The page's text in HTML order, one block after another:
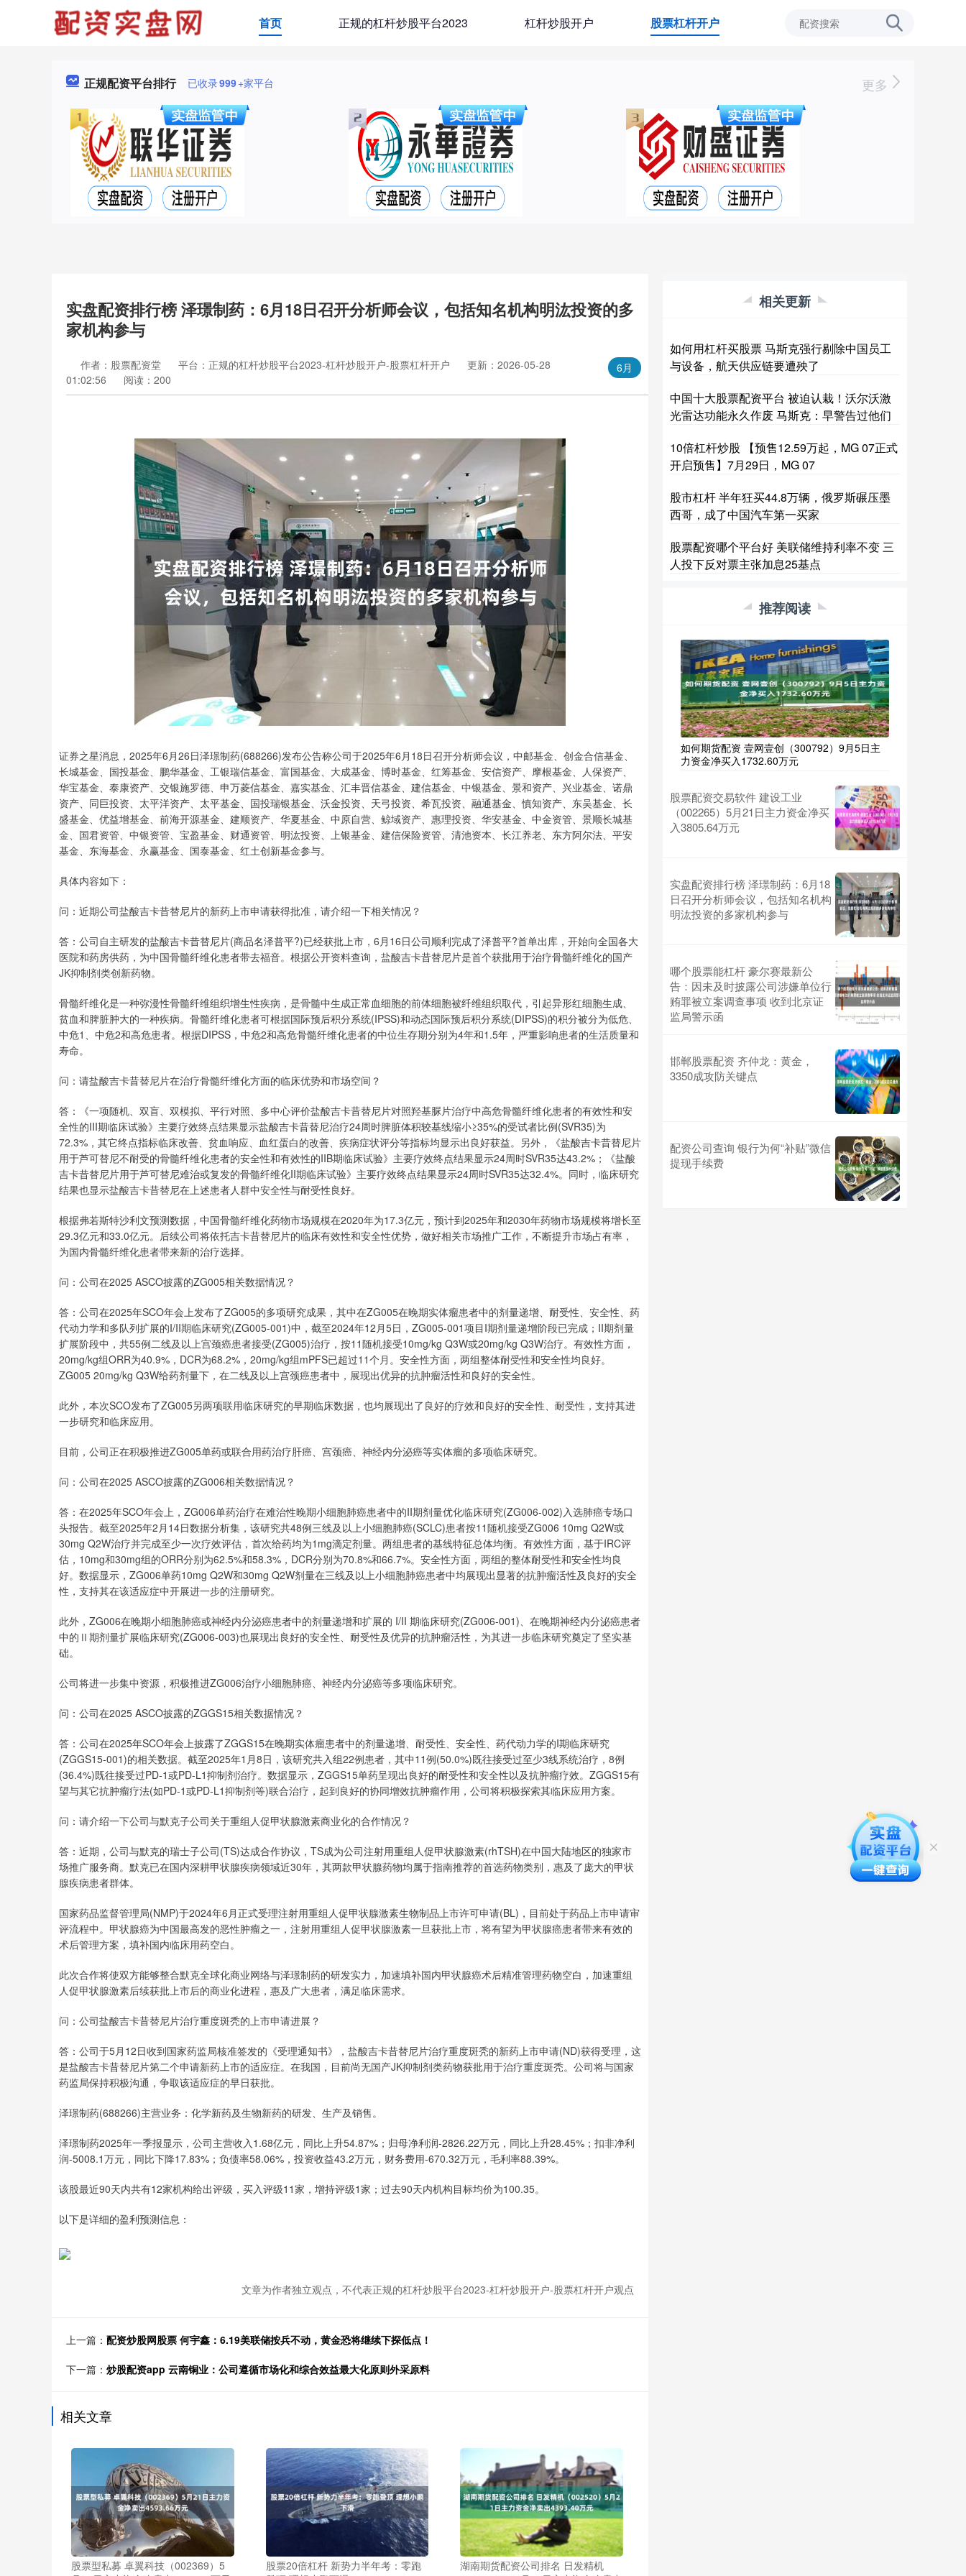
首页 正规的杠杆炒股平台2023 杠杆炒股开户 股票杠杆开户
正规配资平台排行 已收录999+家平台 更多
实盘配资排行榜 泽璟制药：6月18日召开分析师会议，包括知名机构明汯投资的多
家机构参与
6月
作者：股票配资堂 平台：正规的杠杆炒股平台2023-杠杆炒股开户-股票杠杆开户
更新：2026-05-28
01:02:56
阅读：200
证券之星消息，2025年6月26日泽璟制药(688266)发布公告称公司于2025年6月18日召开分析师会议，中邮基金、创金合信基金、
长城基金、国投基金、鹏华基金、工银瑞信基金、富国基金、大成基金、博时基金、红筹基金、安信资产、摩根基金、人保资产、
华宝基金、泰康资产、交银施罗德、申万菱信基金、嘉实基金、汇丰晋信基金、建信基金、中银基金、景和资产、兴业基金、诺鼎
资产、同巨投资、太平洋资产、太平基金、国投瑞银基金、沃金投资、天弓投资、希瓦投资、融通基金、慎知资产、东吴基金、长
盛基金、优益增基金、前海开源基金、建顺资产、华夏基金、中原自营、鲸域资产、惠理投资、华安基金、中金资管、景顺长城基
金、国君资管、中银资管、宝盈基金、财通资管、明汯投资、上银基金、建信保险资管、清池资本、长江养老、东方阿尔法、平安
基金、东海基金、永赢基金、国泰基金、红土创新基金参与。
具体内容如下：
问：近期公司盐酸吉卡昔替尼片的新药上市申请获得批准，请介绍一下相关情况？
答：公司自主研发的盐酸吉卡昔替尼片(商品名泽普平?)已经获批上市，6月16日公司顺利完成了泽普平?首单出库，开始向全国各大
医院和药房供药，为中国骨髓纤维化患者带去福音。根据公开资料查询，盐酸吉卡昔替尼片是首个获批用于治疗骨髓纤维化的国产
JK抑制剂类创新药物。
骨髓纤维化是一种弥漫性骨髓纤维组织增生性疾病，是骨髓中生成正常血细胞的前体细胞被纤维组织取代，引起异形红细胞生成、
贫血和脾脏肿大的一种疾病。骨髓纤维化患者可根据国际预后积分系统(IPSS)和动态国际预后积分系统(DIPSS)的积分被分为低危、
中危1、中危2和高危患者。根据DIPSS，中危2和高危骨髓纤维化患者的中位生存期分别为4年和1.5年，严重影响患者的生活质量和
寿命。
问：请盐酸吉卡昔替尼片在治疗骨髓纤维化方面的临床优势和市场空间？
答：《一项随机、双盲、双模拟、平行对照、多中心评价盐酸吉卡昔替尼片对照羟基脲片治疗中高危骨髓纤维化患者的有效性和安
全性的III期临床试验》主要疗效终点结果显示盐酸吉卡昔替尼治疗24周时脾脏体积较基线缩小≥35%的受试者比例(SVR35)为
72.3%，其它终点指标临床改善、贫血响应、血红蛋白的改善、疾病症状评分等指标均显示出良好获益。另外，《盐酸吉卡昔替尼片
用于芦可替尼不耐受的骨髓纤维化患者的安全性和有效性的IIB期临床试验》主要疗效终点结果显示24周时SVR35达43.2%；《盐酸
吉卡昔替尼片用于芦可替尼难治或复发的骨髓纤维化II期临床试验》主要疗效终点结果显示24周时SVR35达32.4%。同时，临床研究
结果也显示盐酸吉卡昔替尼在上述患者人群中安全性与耐受性良好。
根据弗若斯特沙利文预测数据，中国骨髓纤维化药物市场规模在2020年为17.3亿元，预计到2025年和2030年药物市场规模将增长至
29.3亿元和33.0亿元。后续公司将依托吉卡昔替尼片的临床有效性和安全性优势，做好相关市场推广工作，不断提升市场占有率，
为国内骨髓纤维化患者带来新的治疗选择。
问：公司在2025 ASCO披露的ZG005相关数据情况？
答：公司在2025年SCO年会上发布了ZG005的多项研究成果，其中在ZG005在晚期实体瘤患者中的剂量递增、耐受性、安全性、药
代动力学和多队列扩展的I/II期临床研究(ZG005-001)中，截至2024年12月5日，ZG005-001项目I期剂量递增阶段已完成；II期剂量
扩展阶段中，共55例二线及以上宫颈癌患者接受(ZG005)治疗，按11随机接受10mg/kg Q3W或20mg/kg Q3W治疗。有效性方面，
20mg/kg组ORR为40.9%，DCR为68.2%，20mg/kg组mPFS已超过11个月。安全性方面，两组整体耐受性和安全性均良好。
ZG005 20mg/kg Q3W给药剂量下，在二线及以上宫颈癌患者中，展现出优异的抗肿瘤活性和良好的安全性。
此外，本次SCO发布了ZG005另两项联用临床研究的早期临床数据，也均展现出了良好的疗效和良好的安全性、耐受性，支持其进
一步研究和临床应用。
目前，公司正在积极推进ZG005单药或联合用药治疗肝癌、宫颈癌、神经内分泌癌等实体瘤的多项临床研究。
问：公司在2025 ASCO披露的ZG006相关数据情况？
答：在2025年SCO年会上，ZG006单药治疗在难治性晚期小细胞肺癌患者中的II期剂量优化临床研究(ZG006-002)入选肺癌专场口
头报告。截至2025年2月14日数据分析集，该研究共48例三线及以上小细胞肺癌(SCLC)患者按11随机接受ZG006 10mg Q2W或
30mg Q2W治疗并完成至少一次疗效评估，首次给药均为1mg滴定剂量。两组患者的基线特征总体均衡。有效性方面，基于IRC评
估，10mg和30mg组的ORR分别为62.5%和58.3%，DCR分别为70.8%和66.7%。安全性方面，两组的整体耐受性和安全性均良
好。数据显示，ZG006单药10mg Q2W和30mg Q2W剂量在三线及以上小细胞肺癌患者中均展现出显著的抗肿瘤活性及良好的安全
性，支持其在该适应症中开展进一步的注册研究。
此外，ZG006在晚期小细胞肺癌或神经内分泌癌患者中的剂量递增和扩展的 I/II 期临床研究(ZG006-001)、在晚期神经内分泌癌患者
中的Ⅱ期剂量扩展临床研究(ZG006-003)也展现出良好的安全性、耐受性及优异的抗肿瘤活性，为其进一步临床研究奠定了坚实基
础。
公司将进一步集中资源，积极推进ZG006治疗小细胞肺癌、神经内分泌癌等多项临床研究。
问：公司在2025 ASCO披露的ZGGS15相关数据情况？
答：公司在2025年SCO年会上披露了ZGGS15在晚期实体瘤患者中的剂量递增、耐受性、安全性、药代动力学的I期临床研究
(ZGGS15-001)的相关数据。截至2025年1月8日，该研究共入组22例患者，其中11例(50.0%)既往接受过至少3线系统治疗，8例
(36.4%)既往接受过PD-1或PD-L1抑制剂治疗。数据显示，ZGGS15单药呈现出良好的耐受性和安全性以及抗肿瘤疗效。ZGGS15有
望与其它抗肿瘤疗法(如PD-1或PD-L1抑制剂等)联合治疗，起到良好的协同增效抗肿瘤作用，公司将积极探索其临床应用方案。
问：请介绍一下公司与默克子公司关于重组人促甲状腺激素商业化的合作情况？
答：近期，公司与默克的瑞士子公司(TS)达成合作协议，TS成为公司注射用重组人促甲状腺激素(rhTSH)在中国大陆地区的独家市
场推广服务商。默克已在国内深耕甲状腺疾病领域近30年，其两款甲状腺药物均属于指南推荐的首选药物类别，惠及了庞大的甲状
腺疾病患者群体。
国家药品监督管理局(NMP)于2024年6月正式受理注射用重组人促甲状腺激素生物制品上市许可申请(BL)，目前处于药品上市申请审
评流程中。甲状腺癌为中国最高发的恶性肿瘤之一，注射用重组人促甲状腺激素一旦获批上市，将有望为甲状腺癌患者带来有效的
术后管理方案，填补国内临床用药空白。
此次合作将使双方能够整合默克全球化商业网络与泽璟制药的研发实力，加速填补国内甲状腺癌术后精准管理药物空白，加速重组
人促甲状腺激素后续获批上市后的商业化进程，惠及广大患者，满足临床需求。
问：公司盐酸吉卡昔替尼片治疗重度斑秃的上市申请进展？
答：公司于5月12日收到国家药监局核准签发的《受理通知书》，盐酸吉卡昔替尼片治疗重度斑秃的新药上市申请(ND)获得受理，这
是盐酸吉卡昔替尼片第二个申请新药上市的适应症。在我国，目前尚无国产JK抑制剂类药物获批用于治疗重度斑秃。公司将与国家
药监局保持积极沟通，争取该适应症的早日获批。
泽璟制药(688266)主营业务：化学新药及生物新药的研发、生产及销售。
泽璟制药2025年一季报显示，公司主营收入1.68亿元，同比上升54.87%；归母净利润-2826.22万元，同比上升28.45%；扣非净利
润-5008.1万元，同比下降17.83%；负债率58.06%，投资收益43.2万元，财务费用-670.32万元，毛利率88.39%。
该股最近90天内共有12家机构给出评级，买入评级11家，增持评级1家；过去90天内机构目标均价为100.35。
以下是详细的盈利预测信息：
文章为作者独立观点，不代表正规的杠杆炒股平台2023-杠杆炒股开户-股票杠杆开户观点
上一篇： 配资炒股网股票 何宇鑫：6.19美联储按兵不动，黄金恐将继续下探低点！
下一篇： 炒股配资app 云南铜业：公司遵循市场化和综合效益最大化原则外采原料
相关文章
股票型私募 卓翼科技（002369）5
股票20倍杠杆 新势力半年考：零跑
湖南期货配资公司排名 日发精机
相关更新
如何用杠杆买股票 马斯克强行剔除中国员工
与设备，航天供应链要遭殃了
中国十大股票配资平台 被迫认栽！沃尔沃激
光雷达功能永久作废 马斯克：早警告过他们
10倍杠杆炒股 【预售12.59万起，MG 07正式
开启预售】7月29日，MG 07
股市杠杆 半年狂买44.8万辆，俄罗斯碾压墨
西哥，成了中国汽车第一买家
股票配资哪个平台好 美联储维持利率不变 三
人投下反对票主张加息25基点
推荐阅读
如何期货配资 壹网壹创（300792）9月5日主
力资金净买入1732.60万元
股票配资交易软件 建设工业
（002265）5月21日主力资金净买
入3805.64万元
实盘配资排行榜 泽璟制药：6月18
日召开分析师会议，包括知名机构
明汯投资的多家机构参与
哪个股票能杠杆 豪尔赛最新公
告：因未及时披露公司涉嫌单位行
贿罪被立案调查事项 收到北京证
监局警示函
邯郸股票配资 齐仲龙：黄金，
3350成攻防关键点
配资公司查询 银行为何“补贴”微信
提现手续费